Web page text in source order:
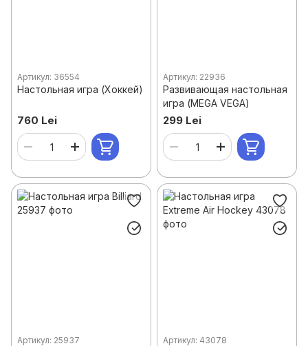
Артикул: 36554
Настольная игра (Хоккей)
760 Lei
Артикул: 22936
Развивающая настольная
игра (MEGA VEGA)
299 Lei
Артикул: 25937 Артикул: 43078